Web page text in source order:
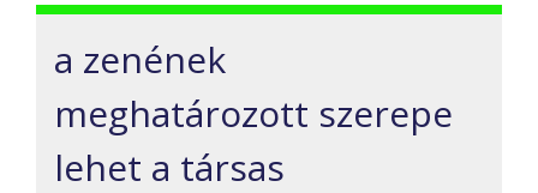
a zenének
meghatározott szerepe
lehet a társas